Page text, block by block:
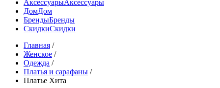
АксессуарыАксессуары
ДомДом
БрендыБренды
СкидкиСкидки
Главная /
Женское /
Одежда /
Платья и сарафаны /
Платье Хита